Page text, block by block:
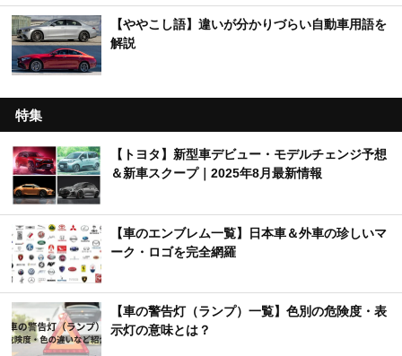
【ややこし語】違いが分かりづらい自動車用語を
解説
特集
【トヨタ】新型車デビュー・モデルチェンジ予想
＆新車スクープ｜2025年8月最新情報
【車のエンブレム一覧】日本車＆外車の珍しいマ
ーク・ロゴを完全網羅
【車の警告灯（ランプ）一覧】色別の危険度・表
示灯の意味とは？